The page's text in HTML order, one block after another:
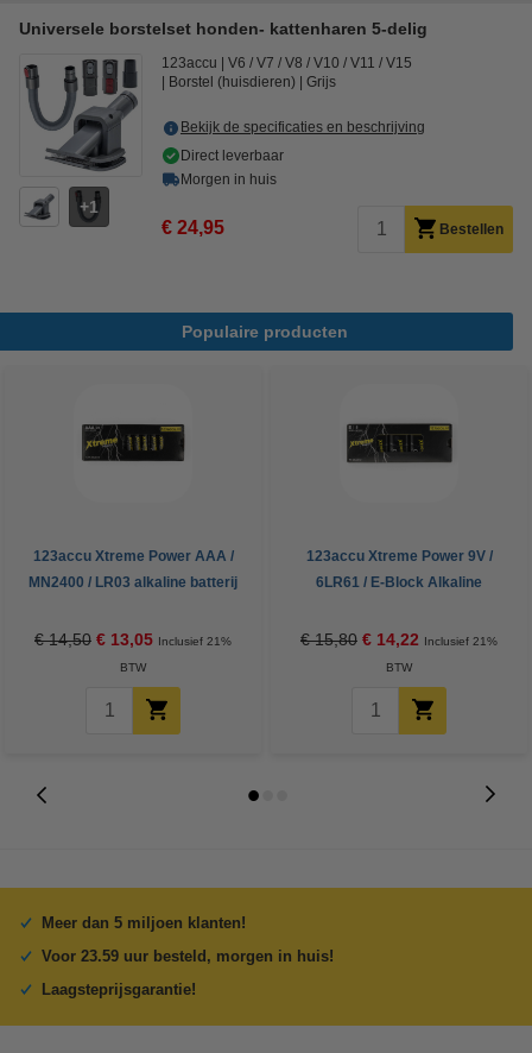
Universele borstelset honden- kattenharen 5-delig
1
123accu
V6 / V7 / V8 / V10 / V11 / V15
Borstel (huisdieren)
Grijs
Bekijk de specificaties en beschrijving
Direct leverbaar
Morgen in huis
€ 24,95 Bestellen
Populaire producten
123accu Xtreme Power AAA /
MN2400 / LR03 alkaline batterij
€ 14,50 € 13,05 Inclusief 21%
BTW
123accu Xtreme Power 9V /
6LR61 / E-Block Alkaline
€ 15,80 € 14,22 Inclusief 21%
BTW
Meer dan 5 miljoen klanten!
Voor 23.59 uur besteld, morgen in huis!
Laagsteprijsgarantie!